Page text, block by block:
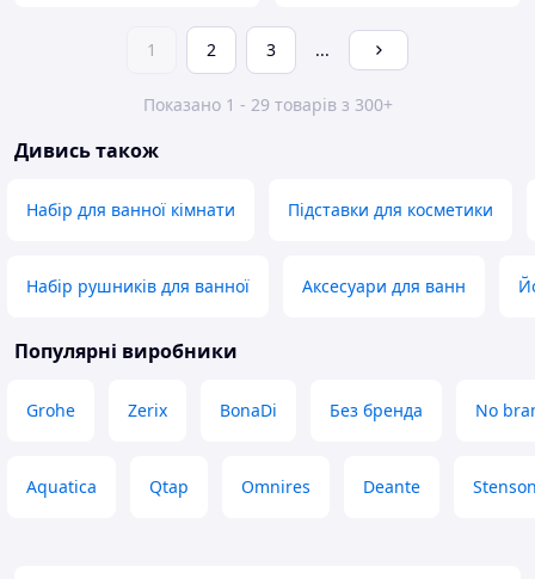
1 2 3 ...
Показано 1 - 29 товарів з 300+
Дивись також
Набір для ванної кімнати Підставки для косметики
Набір рушників для ванної Аксесуари для ванн
Популярні виробники
Grohe Zerix BonaDi Без бренда No
Aquatica Qtap Omnires Deante